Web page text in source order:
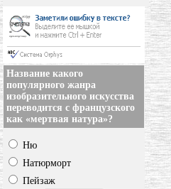
Название какого
популярного жанра
изобразительного искусства
переводится с французского
как «мертвая натура»?
Ню
Натюрморт
Пейзаж